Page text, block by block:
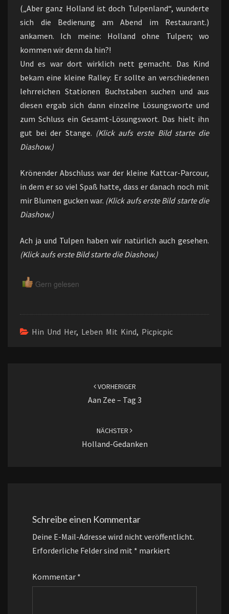
(„Aber ganz Holland ist doch Tulpenland“, wunderte
sich die Bedienung am Abend im Restaurant.)
ankamen. Ich meine: Holland ohne Tulpen; wo
kommen wir denn da hin?!
Und es war dort wirklich nett gemacht. Das Kind
bekam eine kleine Ralley: Er sollte an verschiedenen
lehrreichen Stationen Buchstaben suchen und aus
diesen ergab sich dann einzelne Lösungsworte und
zum Schluss ein Gesamt-Lösungswort. Das hielt ihn
gut bei der Stange. (Klick aufs erste Bild starte die
Diashow.)
Krönender Abschluss war der kleine Kattcar-Parcour,
in dem er so viel Spaß hatte, dass er danach noch mit
mir Blumen gucken war. (Klick aufs erste Bild starte die
Diashow.)
Ach ja und Tulpen haben wir natürlich auch gesehen.
(Klick aufs erste Bild starte die Diashow.)
Gern gelesen
Hin Und Her, Leben Mit Kind, Picpicpic
VORHERIGER
Aan Zee – Tag 3
NÄCHSTER
Holland-Gedanken
Schreibe einen Kommentar
Deine E-Mail-Adresse wird nicht veröffentlicht.
Erforderliche Felder sind mit * markiert
Kommentar *